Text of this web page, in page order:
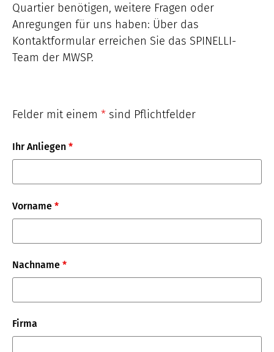
Quartier benötigen, weitere Fragen oder
Anregungen für uns haben: Über das
Kontaktformular erreichen Sie das SPINELLI-
Team der MWSP.
Felder mit einem * sind Pflichtfelder
Ihr Anliegen *
Vorname *
Nachname *
Firma